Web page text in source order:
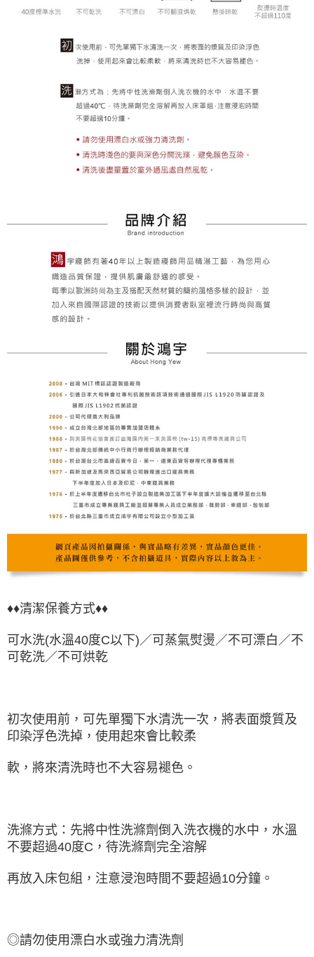
♦♦清潔保養方式♦♦
可水洗(水溫40度C以下)／可蒸氣熨燙／不可漂白／不
可乾洗／不可烘乾
初次使用前，可先單獨下水清洗一次，將表面漿質及
印染浮色洗掉，使用起來會比較柔
軟，將來清洗時也不大容易褪色。
洗滌方式：先將中性洗滌劑倒入洗衣機的水中，水溫
不要超過40度C，待洗滌劑完全溶解
再放入床包組，注意浸泡時間不要超過10分鐘。
◎請勿使用漂白水或強力清洗劑